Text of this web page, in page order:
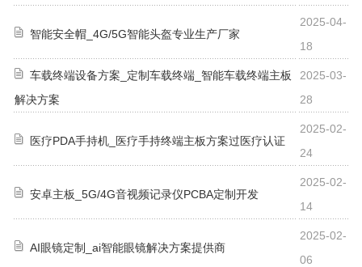
智能安全帽_4G/5G智能头盔专业生产厂家
2025-04-
18
车载终端设备方案_定制车载终端_智能车载终端主板
解决方案
2025-03-
28
医疗PDA手持机_医疗手持终端主板方案过医疗认证
2025-02-
24
安卓主板_5G/4G音视频记录仪PCBA定制开发
2025-02-
14
AI眼镜定制_ai智能眼镜解决方案提供商
2025-02-
06